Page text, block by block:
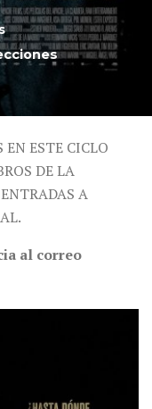
EN ESTE CICLO
DE LA
A
al correo